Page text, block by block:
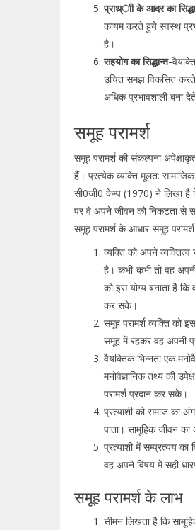
प्राथ्र्ाी के आदर का
कायम करते हुये स्वस्थ
है।
सहयोग का सिद्धान्त-
उचित समझ विकसित करते
अधिक प्रभावशाली बना
समूह परामर्श
समूह परामर्श की संकल्पना
हैं। प्रत्येक व्यक्ति मूलत:
सी0जी0 केम्प (1970) ने लिखा है
पर वे अपने जीवन को निकटता से
समूह परामर्श के आधार-समूह
व्यक्ति को अपने व्यक्तित्व
है। कभी-कभी तो वह
को इस योग्य बनाता है
कर सके।
समूह परामर्श व्यक्ति को
समूह में रहकर वह अपनी
वैयक्तिक भिन्नता एक
मनोवैज्ञानिक तथ्य की
परामर्श प्रदान कर सकें।
प्रत्याशी को समाज का
पाता। सामूहिक जीवन
प्रत्याशी में सम्प्रत्यय का
वह अपने विषय में सही
समूह परामर्श के लाभ
सीमन लिखता है कि